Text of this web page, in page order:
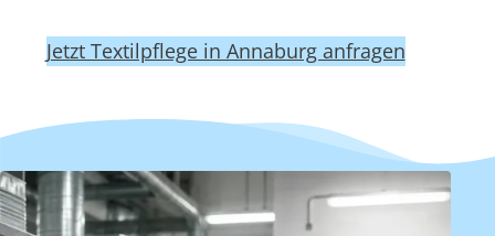
Jetzt Textilpflege in Annaburg anfragen